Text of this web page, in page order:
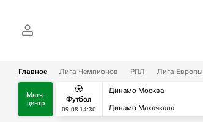
Главное Лига Чемпионов РПЛ Лига Европы
Матч-
центр
Футбол
09.08 14:30
Динамо Москва
Динамо Махачкала